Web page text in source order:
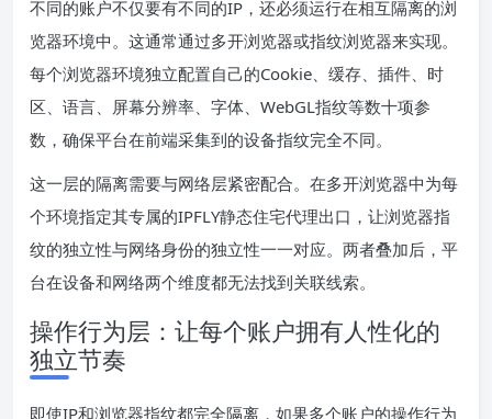
不同的账户不仅要有不同的IP，还必须运行在相互隔离的浏
览器环境中。这通常通过多开浏览器或指纹浏览器来实现。
每个浏览器环境独立配置自己的Cookie、缓存、插件、时
区、语言、屏幕分辨率、字体、WebGL指纹等数十项参
数，确保平台在前端采集到的设备指纹完全不同。
这一层的隔离需要与网络层紧密配合。在多开浏览器中为每
个环境指定其专属的IPFLY静态住宅代理出口，让浏览器指
纹的独立性与网络身份的独立性一一对应。两者叠加后，平
台在设备和网络两个维度都无法找到关联线索。
操作行为层：让每个账户拥有人性化的
独立节奏
即使IP和浏览器指纹都完全隔离，如果多个账户的操作行为